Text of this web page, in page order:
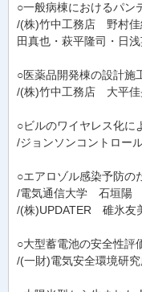
○一般病棟におけるパン
/(株)竹中工務店 野村佳
田真也・萩平隆司・日
○医薬品開発棟の設計施
/(株)竹中工務店 大平佳
○ビルのワイヤレス化に
/ジョンソンコントロー
○エアロゾル感染予防の
/電気通信大学 石垣陽
/(株)UPDATER 碓氷友
○大型蓄電池の安全性評
/(一財)電気安全環境研